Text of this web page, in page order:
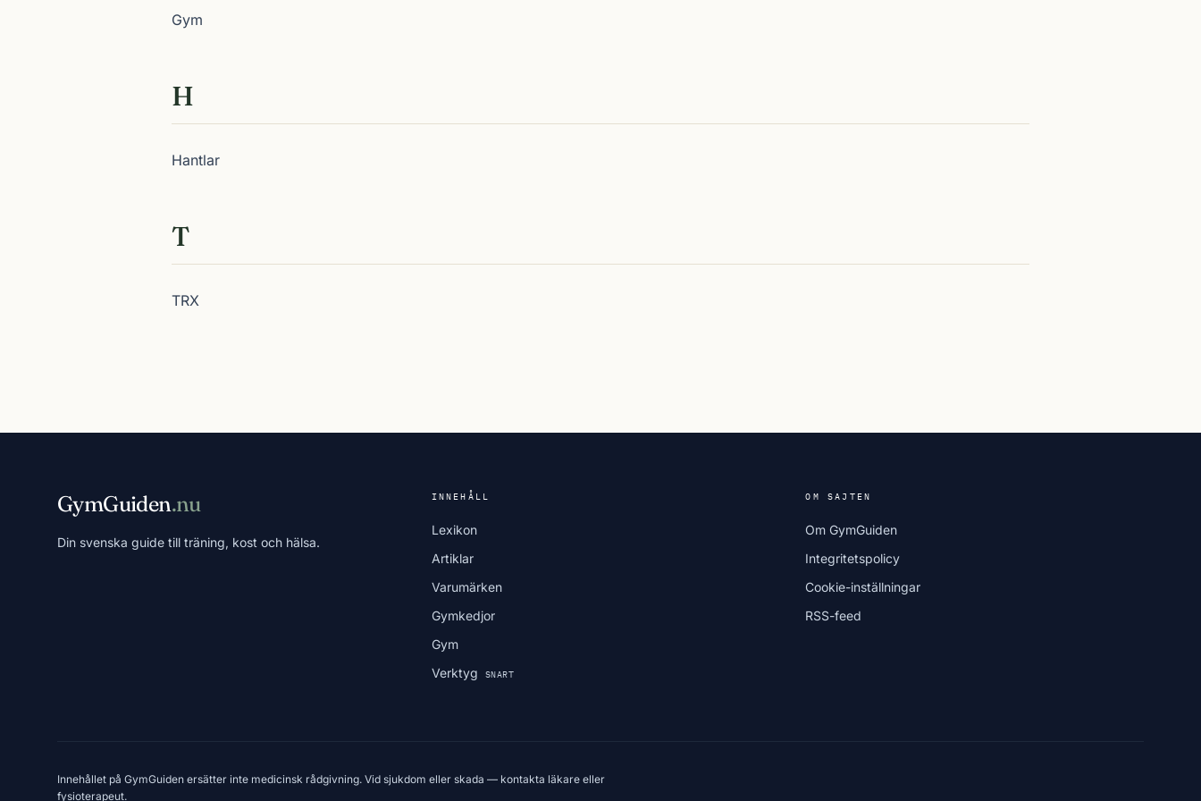
Gym
H
Hantlar
T
TRX
GymGuiden.nu
Din svenska guide till träning, kost och hälsa.
INNEHÅLL
Lexikon
Artiklar
Varumärken
Gymkedjor
Gym
Verktyg
SNART
OM SAJTEN
Om GymGuiden
Integritetspolicy
Cookie-inställningar
RSS-feed
Innehållet på GymGuiden ersätter inte medicinsk rådgivning. Vid sjukdom eller skada — kontakta läkare eller
fysioterapeut.